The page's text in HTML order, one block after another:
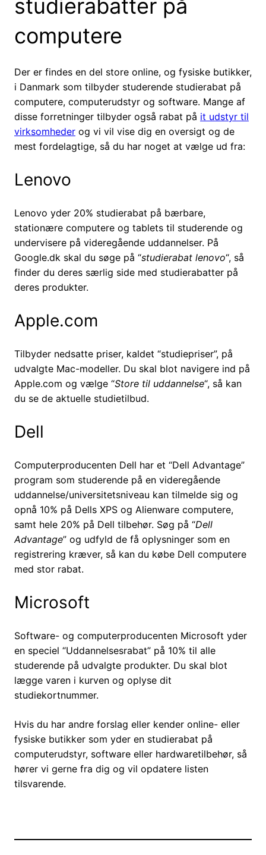
studierabatter på
computere
Der er findes en del store online, og fysiske butikker,
i Danmark som tilbyder studerende studierabat på
computere, computerudstyr og software. Mange af
disse forretninger tilbyder også rabat på it udstyr til
virksomheder og vi vil vise dig en oversigt og de
mest fordelagtige, så du har noget at vælge ud fra:
Lenovo
Lenovo yder 20% studierabat på bærbare,
stationære computere og tablets til studerende og
undervisere på videregående uddannelser. På
Google.dk skal du søge på “studierabat lenovo“, så
finder du deres særlig side med studierabatter på
deres produkter.
Apple.com
Tilbyder nedsatte priser, kaldet “studiepriser”, på
udvalgte Mac-modeller. Du skal blot navigere ind på
Apple.com og vælge “Store til uddannelse“, så kan
du se de aktuelle studietilbud.
Dell
Computerproducenten Dell har et “Dell Advantage”
program som studerende på en videregående
uddannelse/universitetsniveau kan tilmelde sig og
opnå 10% på Dells XPS og Alienware computere,
samt hele 20% på Dell tilbehør. Søg på “Dell
Advantage” og udfyld de få oplysninger som en
registrering kræver, så kan du købe Dell computere
med stor rabat.
Microsoft
Software- og computerproducenten Microsoft yder
en speciel “Uddannelsesrabat” på 10% til alle
studerende på udvalgte produkter. Du skal blot
lægge varen i kurven og oplyse dit
studiekortnummer.
Hvis du har andre forslag eller kender online- eller
fysiske butikker som yder en studierabat på
computerudstyr, software eller hardwaretilbehør, så
hører vi gerne fra dig og vil opdatere listen
tilsvarende.